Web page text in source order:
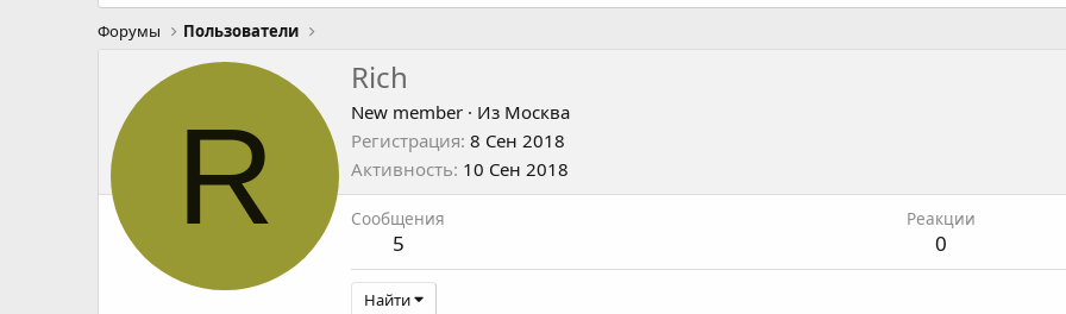
Форумы Пользователи
R
Rich
New member · Из Москва
Регистрация 8 Сен 2018
Активность 10 Сен 2018
Сообщения
5
Реакции
0
Найти